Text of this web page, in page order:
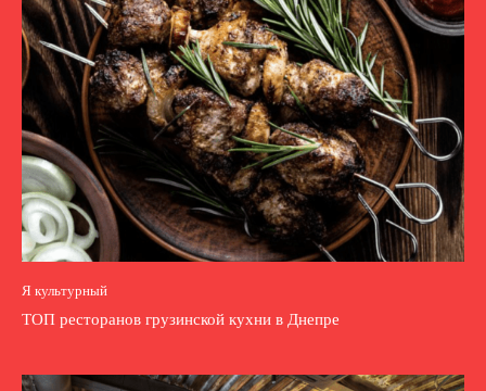
Я культурный
ТОП ресторанов грузинской кухни в Днепре